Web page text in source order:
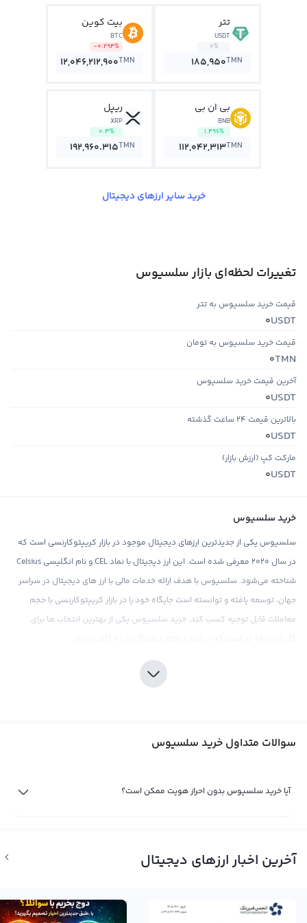
تتر
USDT
0%
185,950TMN
بیت کوین
BTC
-0.294%
12,046,212,900TMN
بی ان بی
BNB
1.496%
112,042,313TMN
ریپل
XRP
0.3%
192,960.315TMN
خرید سایر ارزهای دیجیتال
تغییرات لحظه‌ای بازار سلسیوس
قیمت خرید سلسیوس به تتر
USDT
0
قیمت خرید سلسیوس به تومان
TMN
0
آخرین قیمت خرید سلسیوس
USDT
0
بالاترین قیمت ۲۴ ساعت گذشته
USDT
0
مارکت کپ (ارزش بازار)
USDT
0
خرید سلسیوس
سلسیوس یکی از جدیدترین ارزهای دیجیتال موجود در بازار کریپتوکارنسی است که
در سال ۲۰۲۰ معرفی شده است. این ارز دیجیتال با نماد CEL و نام انگلیسی Celsius
شناخته می‌شود. سلسیوس با هدف ارائه خدمات مالی با ارز های دیجیتال در سراسر
جهان، توسعه یافته و توانسته است جایگاه خود را در بازار کریپتوکارنسی با حجم
معاملات قابل توجیه کسب کند. خرید سلسیوس یکی از بهترین انتخاب ها برای
برای شروع سرمایه‌گذاری در سلسیوس، می‌توانید به صرافی رابکس مراجعه کنید. این
صرافی با ارائه خدمات با کیفیت و قیمت‌های رقابتی در ریپل، به کاربران خود این
بازار را بهتر بررسی و تحلیل کرده و تصمیم‌گیری بهتری داشته باشند.
نوساناتی که در بازار کریپتوکارنسی وجود دارد، امری طبیعی است. بنابراین، بخشی از
سلسیوس در صرافی رابکس را امتحان کنید و به افزایش سرمایه خود در بازار
فروش سلسیوس (CEL)
سوالات متداول خرید سلسیوس
آیا خرید سلسیوس بدون احراز هویت ممکن است؟
آخرین اخبار ارزهای دیجیتال